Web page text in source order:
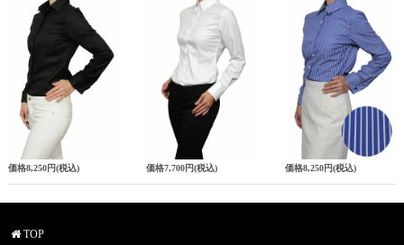
価格8,250円(税込) 価格7,700円(税込) 価格8,250円(税込)
TOP